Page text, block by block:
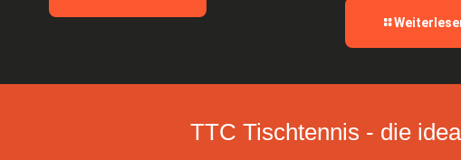
TTC Tischtennis - die